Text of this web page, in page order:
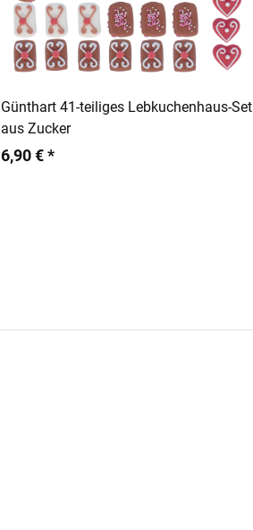
In den Warenkorb
Günthart 41-teiliges Lebkuchenhaus-Set
aus Zucker
6,90 € *